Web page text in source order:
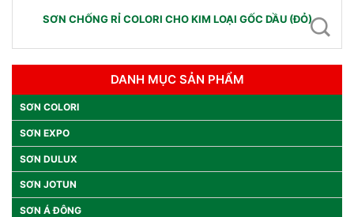
SƠN CHỐNG RỈ COLORI CHO KIM LOẠI GỐC DẦU (ĐỎ)
DANH MỤC SẢN PHẨM
SƠN COLORI
SƠN EXPO
SƠN DULUX
SƠN JOTUN
SƠN Á ĐÔNG